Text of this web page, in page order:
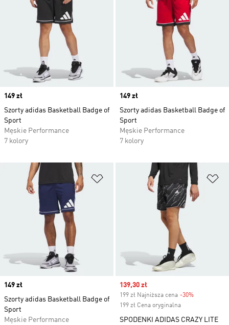
Price
149 zł
Szorty adidas Basketball Badge of
Sport
Męskie Performance
7 kolory
Price
149 zł
Szorty adidas Basketball Badge of
Sport
Męskie Performance
7 kolory
Dodaj do listy życzeń
Price
149 zł
Szorty adidas Basketball Badge of
Sport
Męskie Performance
Sale price
139,30 zł
199 zł Najniższa cena -30%
199 zł Cena oryginalna
SPODENKI ADIDAS CRAZY LITE